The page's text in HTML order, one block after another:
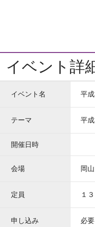
イベント詳
イベント名 平
テーマ 平
開催日時
会場 岡
定員 １
申し込み 必要